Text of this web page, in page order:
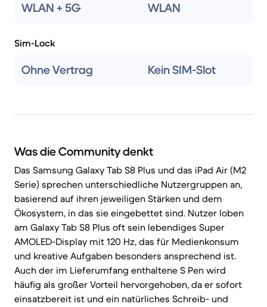
WLAN + 5G WLAN
Sim-Lock
Ohne Vertrag Kein SIM-Slot
Was die Community denkt
Das Samsung Galaxy Tab S8 Plus und das iPad Air (M2
Serie) sprechen unterschiedliche Nutzergruppen an,
basierend auf ihren jeweiligen Stärken und dem
Ökosystem, in das sie eingebettet sind. Nutzer loben
am Galaxy Tab S8 Plus oft sein lebendiges Super
AMOLED-Display mit 120 Hz, das für Medienkonsum
und kreative Aufgaben besonders ansprechend ist.
Auch der im Lieferumfang enthaltene S Pen wird
häufig als großer Vorteil hervorgehoben, da er sofort
einsatzbereit ist und ein natürliches Schreib- und